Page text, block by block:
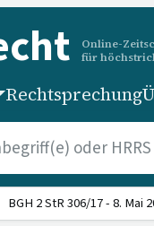
Online-
für
Rechtsprechung
BGH 2 StR 306/17 - 8. Mai